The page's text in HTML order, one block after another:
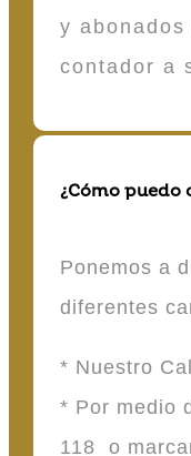
y
contador a
¿Cómo puedo
Ponemos a
diferentes
* Nuestro
* Por medio
118 o